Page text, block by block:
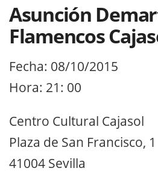
Asunción
Flamencos
Fecha: 08/10/2015
Hora: 21: 00
Centro Cultural Cajasol
Plaza de San Francisco, 1
41004 Sevilla